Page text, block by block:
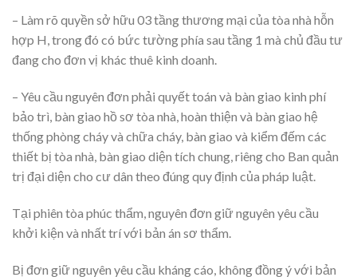
– Làm rõ quyền sở hữu 03 tầng thương mại của tòa nhà hỗn
hợp H, trong đó có bức tường phía sau tầng 1 mà chủ đầu tư
đang cho đơn vị khác thuê kinh doanh.
– Yêu cầu nguyên đơn phải quyết toán và bàn giao kinh phí
bảo trì, bàn giao hồ sơ tòa nhà, hoàn thiện và bàn giao hệ
thống phòng cháy và chữa cháy, bàn giao và kiểm đếm các
thiết bị tòa nhà, bàn giao diện tích chung, riêng cho Ban quản
trị đại diện cho cư dân theo đúng quy định của pháp luật.
Tại phiên tòa phúc thẩm, nguyên đơn giữ nguyên yêu cầu
khởi kiện và nhất trí với bản án sơ thẩm.
Bị đơn giữ nguyên yêu cầu kháng cáo, không đồng ý với bản